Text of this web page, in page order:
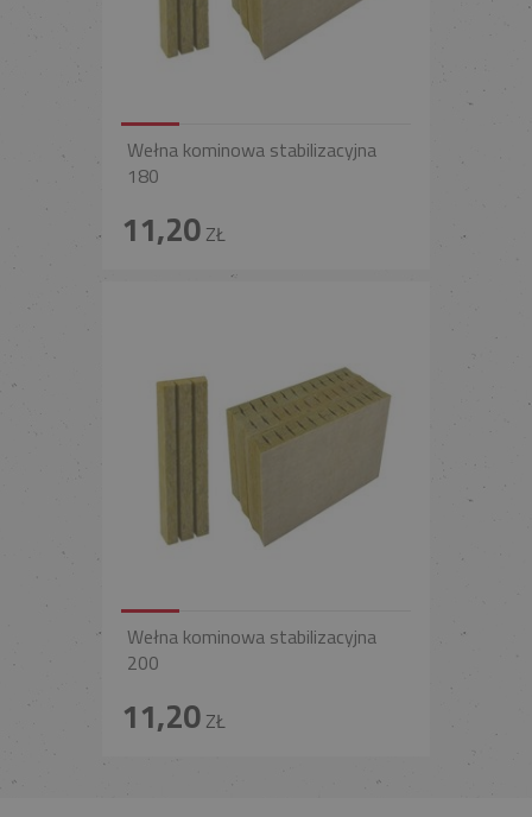
Wełna kominowa stabilizacyjna
180
11,20ZŁ
Wełna kominowa stabilizacyjna
200
11,20ZŁ